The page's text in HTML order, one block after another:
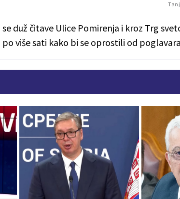
duž čitave Ulice Pomirenja i kroz Trg
po više sati kako bi se oprostili od